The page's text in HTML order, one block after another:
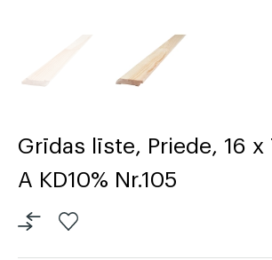
Grīdas līste, Priede, 16
A KD10% Nr.105